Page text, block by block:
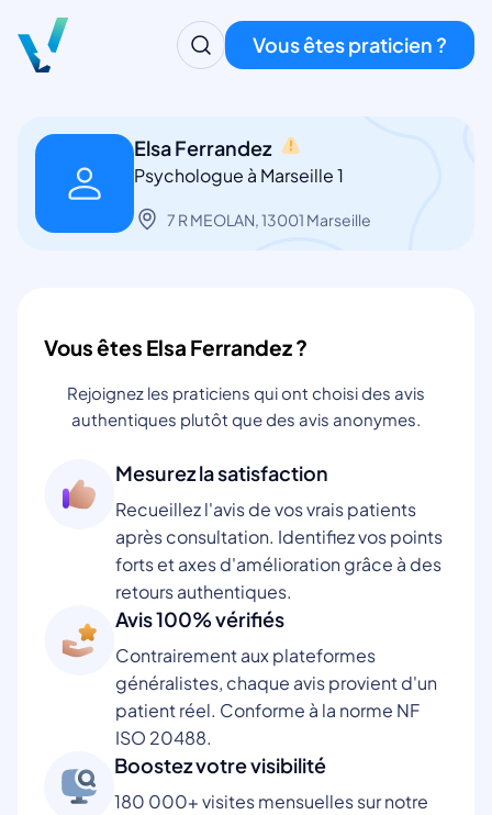
Vous êtes praticien ?
Elsa Ferrandez
Psychologue à Marseille 1
7 R MEOLAN, 13001 Marseille
Vous êtes Elsa Ferrandez ?
Rejoignez les praticiens qui ont choisi des avis
authentiques plutôt que des avis anonymes.
Mesurez la satisfaction
Recueillez l'avis de vos vrais patients
après consultation. Identifiez vos points
forts et axes d'amélioration grâce à des
retours authentiques.
Avis 100% vérifiés
Contrairement aux plateformes
généralistes, chaque avis provient d'un
patient réel. Conforme à la norme NF
ISO 20488.
Boostez votre visibilité
180 000+ visites mensuelles sur notre